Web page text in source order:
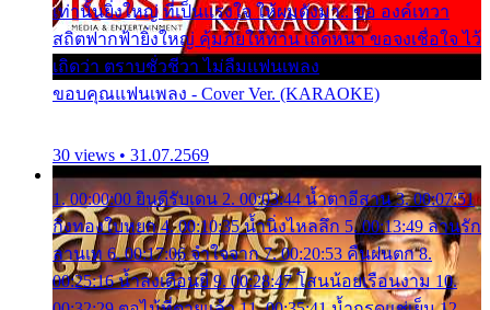
เท่านั้นยิ่งใหญ่ ที่เป็นแรงใจ ให้ผมดังมา.. ขอ องค์เทวา
สถิตฟากฟ้ายิ่งใหญ่ คุ้มภัยให้ท่าน เถิดหนา ขอจงเชื่อใจ ไว้
เถิดว่า ตราบชั่วชีวา ไม่ลืมแฟนเพลง
ขอบคุณแฟนเพลง - Cover Ver. (KARAOKE)
30 views • 31.07.2569
1. 00:00:00 ยินดีรับเดน 2. 00:03:44 น้ำตาอีสาน 3. 00:07:51
กิ่งทองใบหยก 4. 00:10:35 น้ำนิ่งไหลลึก 5. 00:13:49 ลานรัก
ลานเท 6. 00:17:06 จำใจจาก 7. 00:20:53 คืนฝนตก 8.
00:25:16 น้ำลงเดือนยี่ 9. 00:28:47 โสนน้อยเรือนงาม 10.